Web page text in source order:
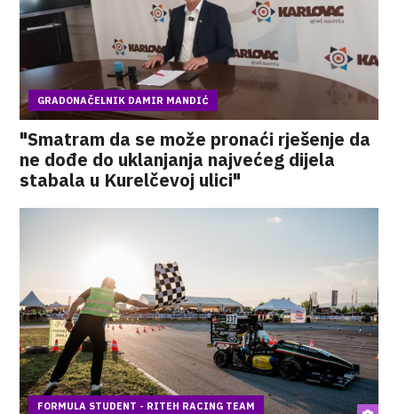
GRADONAČELNIK DAMIR MANDIĆ
"Smatram da se može pronaći rješenje da
ne dođe do uklanjanja najvećeg dijela
stabala u Kurelčevoj ulici"
FORMULA STUDENT - RITEH RACING TEAM